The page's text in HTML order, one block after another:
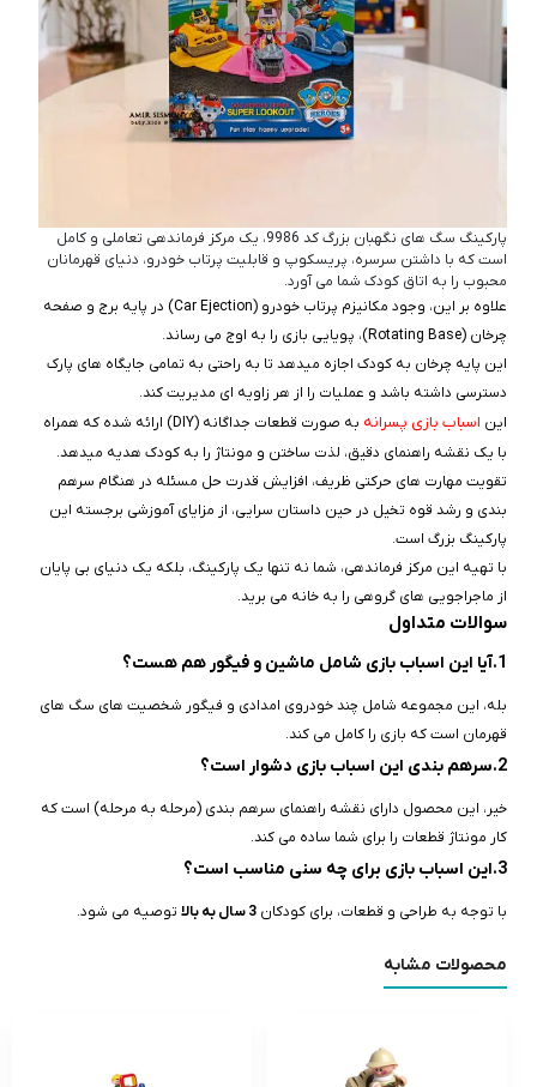
پارکینگ سگ های نگهبان بزرگ کد 9986، یک مرکز فرماندهی تعاملی و کامل
است که با داشتن سرسره، پریسکوپ و قابلیت پرتاب خودرو، دنیای قهرمانان
محبوب را به اتاق کودک شما می‌ آورد.
علاوه بر این، وجود مکانیزم پرتاب خودرو (Car Ejection) در پایه برج و صفحه
چرخان (Rotating Base)، پویایی بازی را به اوج می‌ رساند.
این پایه چرخان به کودک اجازه میدهد تا به راحتی به تمامی جایگاه‌ های پارک
دسترسی داشته باشد و عملیات را از هر زاویه‌ ای مدیریت کند.
این اسباب بازی پسرانه
به صورت قطعات جداگانه (DIY) ارائه شده که همراه
با یک نقشه راهنمای دقیق، لذت ساختن و مونتاژ را به کودک هدیه میدهد.
تقویت مهارت‌ های حرکتی ظریف، افزایش قدرت حل مسئله در هنگام سرهم‌
بندی و رشد قوه تخیل در حین داستان‌ سرایی، از مزایای آموزشی برجسته این
پارکینگ بزرگ است.
با تهیه این مرکز فرماندهی، شما نه‌ تنها یک پارکینگ، بلکه یک دنیای بی‌ پایان
از ماجراجویی‌ های گروهی را به خانه می‌ برید.
سوالات متداول
1.آیا این اسباب‌ بازی شامل ماشین و فیگور هم هست؟
بله، این مجموعه شامل چند خودروی امدادی و فیگور شخصیت‌ های سگ‌ های
قهرمان است که بازی را کامل می‌ کند.
2.سرهم‌ بندی این اسباب‌ بازی دشوار است؟
خیر، این محصول دارای نقشه راهنمای سرهم‌ بندی (مرحله به مرحله) است که
کار مونتاژ قطعات را برای شما ساده می‌ کند.
3.این اسباب‌ بازی برای چه سنی مناسب است؟
با توجه به طراحی و قطعات، برای کودکان 3 سال به بالا توصیه می‌ شود.
محصولات مشابه